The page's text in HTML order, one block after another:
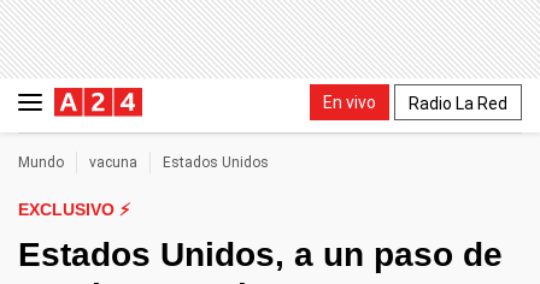
En vivo Radio La Red
Mundo vacuna Estados Unidos
EXCLUSIVO ⚡
Estados Unidos, a un paso de